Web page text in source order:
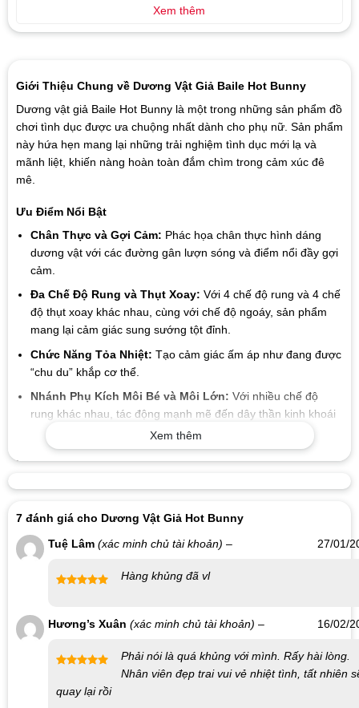
Giới Thiệu Chung về Dương Vật Giả Baile Hot Bunny
Dương vật giả Baile Hot Bunny là một trong những sản phẩm đồ
chơi tình dục được ưa chuộng nhất dành cho phụ nữ. Sản phẩm
này hứa hẹn mang lại những trải nghiệm tình dục mới lạ và
mãnh liệt, khiến nàng hoàn toàn đắm chìm trong cảm xúc đê
mê.
Ưu Điểm Nổi Bật
Chân Thực và Gợi Cảm: Phác họa chân thực hình dáng
dương vật với các đường gân lượn sóng và điểm nổi đầy gợi
cảm.
Đa Chế Độ Rung và Thụt Xoay: Với 4 chế độ rung và 4 chế
độ thụt xoay khác nhau, cùng với chế độ ngoáy, sản phẩm
mang lại cảm giác sung sướng tột đỉnh.
Chức Năng Tỏa Nhiệt: Tạo cảm giác ấm áp như đang được
“chu du” khắp cơ thể.
Nhánh Phụ Kích Môi Bé và Môi Lớn: Với nhiều chế độ
rung khác nhau, tác động mạnh mẽ đến dây thần kinh khoái
Hướng Dẫn Sử Dụng
Chuẩn Bị:Sạc đầy pin và vệ sinh sextoy cẩn thận trước khi
Khởi Động:
Nhấn giữ nút nguồn để bật sản phẩm và tùy
chỉnh chế độ theo ý muốn.
Thoa gel bôi trơn lên phần thân sextoy và xung
quanh âm vật trước khi sử dụng.
Vệ Sinh:
Không Dùng Chung:
Tránh sử dụng chung sextoy với
người khác để tránh nguy cơ lây nhiễm.
Xem thêm
7 đánh giá cho Dương Vật Giả Hot Bunny
sao
Tuệ Lâm (xác minh chủ tài khoản) – 27/01/
Hàng khủng đã vl
hạng55
Hương’s Xuân (xác minh chủ tài khoản) – 16/02/
Phải nói là quá khủng với mình. Rấy hài lòng.
Nhân viên đẹp trai vui vẻ nhiệt tình, tất nhiên
quay lại rồi
Xem thêm